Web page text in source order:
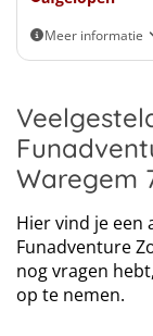
Meer informatie
Waregem
Hier vind je een
Funadventure
nog vragen
op te nemen.